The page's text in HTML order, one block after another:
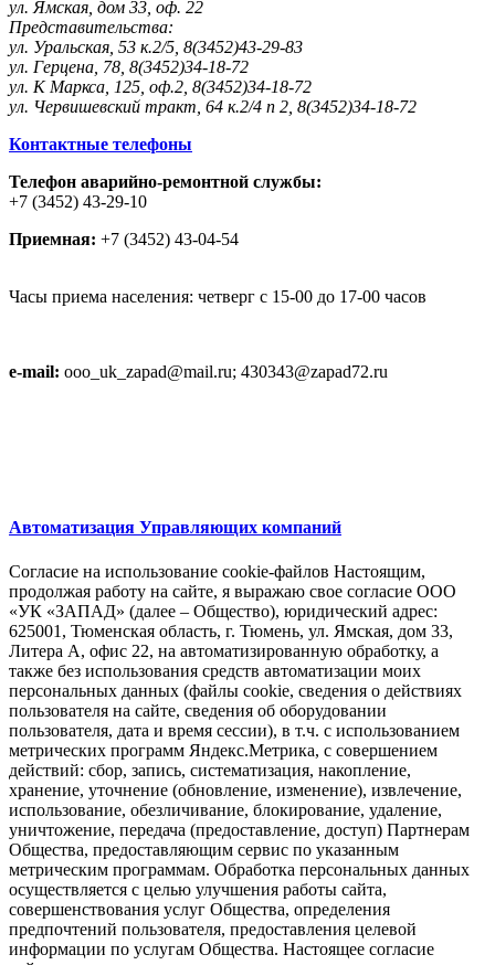
ул. Ямская, дом 33, оф. 22
Представительства:
ул. Уральская, 53 к.2/5, 8(3452)43-29-83
ул. Герцена, 78, 8(3452)34-18-72
ул. К Маркса, 125, оф.2, 8(3452)34-18-72
ул. Червишевский тракт, 64 к.2/4 п 2, 8(3452)34-18-72
Контактные телефоны
Телефон аварийно-ремонтной службы:
+7 (3452) 43-29-10
Приемная: +7 (3452) 43-04-54
Часы приема населения: четверг с 15-00 до 17-00 часов
e-mail: ooo_uk_zapad@mail.ru; 430343@zapad72.ru
Автоматизация Управляющих компаний
Согласие на использование cookie-файлов Настоящим,
продолжая работу на сайте, я выражаю свое согласие ООО
«УК «ЗАПАД» (далее – Общество), юридический адрес:
625001, Тюменская область, г. Тюмень, ул. Ямская, дом 33,
Литера А, офис 22, на автоматизированную обработку, а
также без использования средств автоматизации моих
персональных данных (файлы cookie, сведения о действиях
пользователя на сайте, сведения об оборудовании
пользователя, дата и время сессии), в т.ч. с использованием
метрических программ Яндекс.Метрика, с совершением
действий: сбор, запись, систематизация, накопление,
хранение, уточнение (обновление, изменение), извлечение,
использование, обезличивание, блокирование, удаление,
уничтожение, передача (предоставление, доступ) Партнерам
Общества, предоставляющим сервис по указанным
метрическим программам. Обработка персональных данных
осуществляется с целью улучшения работы сайта,
совершенствования услуг Общества, определения
предпочтений пользователя, предоставления целевой
информации по услугам Общества. Настоящее согласие